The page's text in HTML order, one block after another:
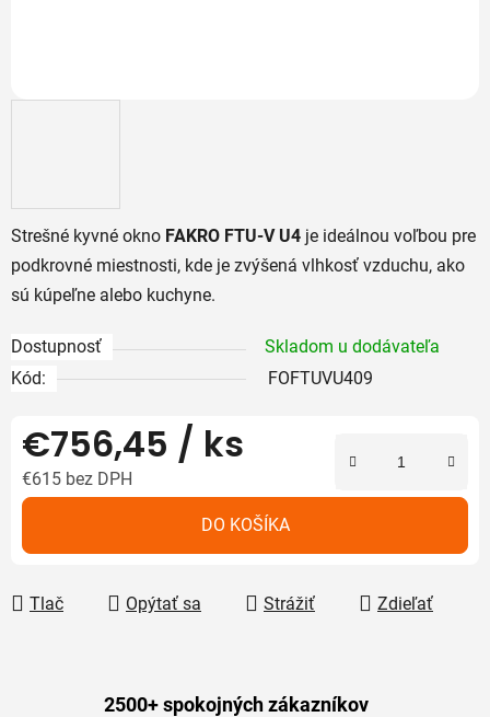
Strešné kyvné okno FAKRO FTU-V U4 je ideálnou voľbou pre
podkrovné miestnosti, kde je zvýšená vlhkosť vzduchu, ako
sú kúpeľne alebo kuchyne.
Dostupnosť
Skladom u dodávateľa
Kód:
FOFTUVU409
€756,45 / ks
€615 bez DPH
DO KOŠÍKA
Tlač Opýtať sa Strážiť Zdieľať
2500+ spokojných zákazníkov